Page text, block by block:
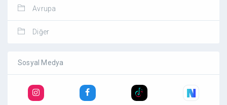
Avrupa
Diğer
Sosyal Medya